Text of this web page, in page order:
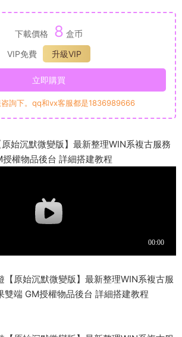
下載價格 8 盒币
VIP免費
升級VIP
立即購買
詢下。qq和vx客服都是1836989666
始沉默微變版】最新整理WIN系複古服務
權物品後台 詳細搭建教程